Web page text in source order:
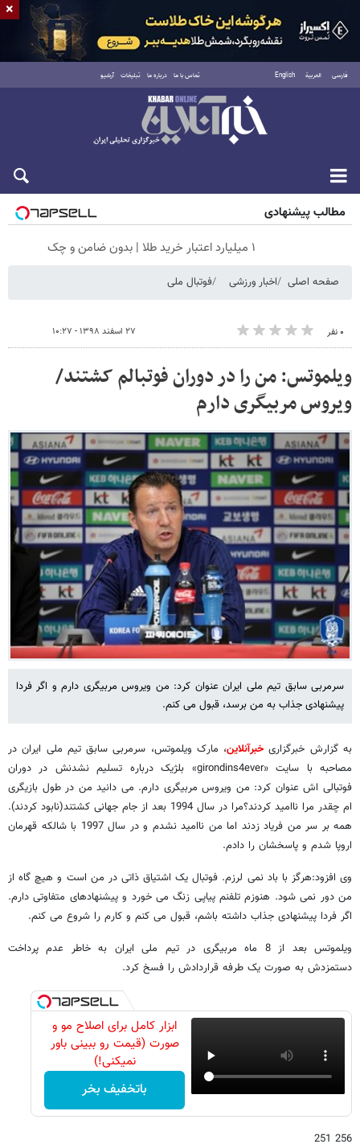
فارسی العربية English تماس با ما درباره ما تبلیغات آرشیو
شنبه ۱۷ مرداد ۱۴۰۵
مطالب پیشنهادی
۱ میلیارد اعتبار خرید طلا | بدون ضامن و چک
صفحه اصلی اخبار ورزشی فوتبال ملی
۰ نفر ۲۷ اسفند ۱۳۹۸ - ۱۰:۲۷
ویلموتس: من را در دوران فوتبالم کشتند/
ویروس مربیگری دارم
سرمربی سابق تیم ملی ایران عنوان کرد: من ویروس مربیگری دارم و اگر فردا
پیشنهادی جذاب به من برسد، قبول می کنم.
به گزارش خبرگزاریخبرآنلاین، مارک ویلموتس، سرمربی سابق تیم ملی ایران در
مصاحبه با سایت «girondins4ever» بلژیک درباره تسلیم نشدنش در دوران
فوتبالی اش عنوان کرد: من ویروس مربیگری دارم. می دانید من در طول بازیگری
ام چقدر مرا ناامید کردند؟مرا در سال 1994 بعد از جام جهانی کشتند(نابود کردند).
همه بر سر من فریاد زدند اما من ناامید نشدم و در سال 1997 با شالکه قهرمان
اروپا شدم و پاسخشان را دادم.
وی افزود:هرگز با باد نمی لرزم. فوتبال یک اشتیاق ذاتی در من است و هیچ گاه از
من دور نمی شود. هنوزم تلفنم پیاپی زنگ می خورد و پیشنهادهای متفاوتی دارم.
اگر فردا پیشنهادی جذاب داشته باشم، قبول می کنم و کارم را شروع می کنم.
ویلموتس بعد از 8 ماه مربیگری در تیم ملی ایران به خاطر عدم پرداخت
دستمزدش به صورت یک طرفه قراردادش را فسخ کرد.
ابزار کامل برای اصلاح مو و
صورت (قیمت رو ببینی باور
نمیکنی!)
باتخفیف بخر
256 251
×